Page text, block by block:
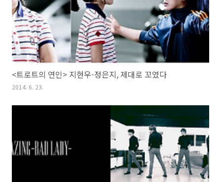
<트로트의 연인> 지현우-정은지, 제대로 꼬였다
2014. 6. 23.